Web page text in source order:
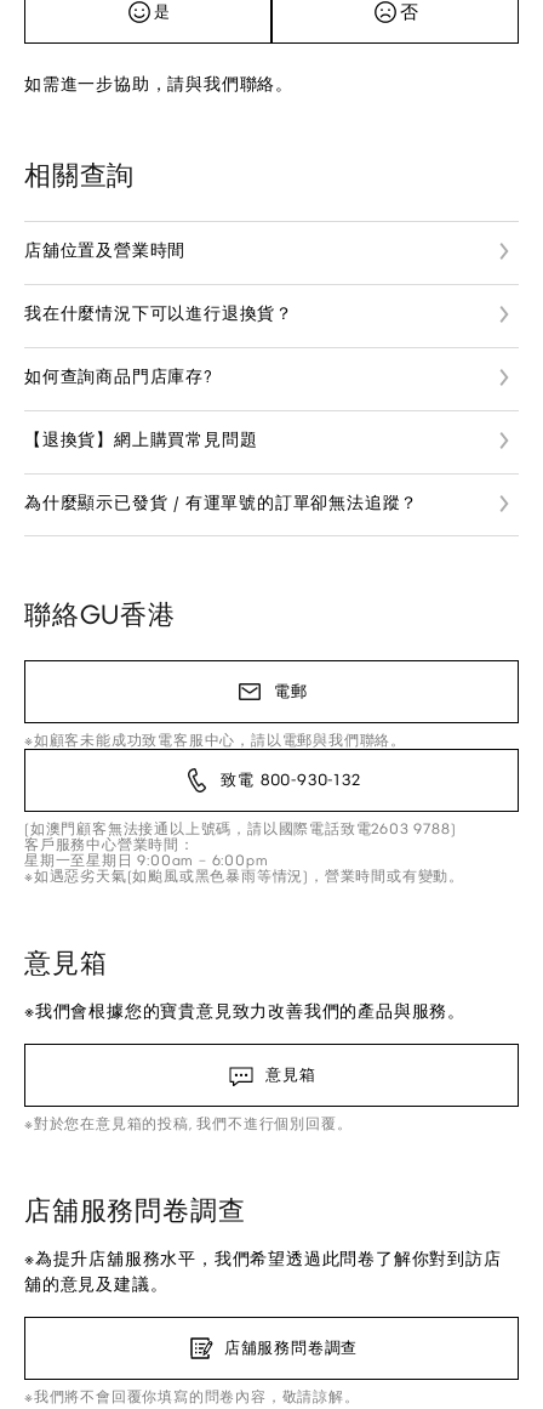
是 否
如需進一步協助，請與我們聯絡。
相關查詢
店舖位置及營業時間
我在什麼情況下可以進行退換貨？
如何查詢商品門店庫存?
【退換貨】網上購買常見問題
為什麼顯示已發貨 / 有運單號的訂單卻無法追蹤？
聯絡GU香港
電郵
※如顧客未能成功致電客服中心，請以電郵與我們聯絡。
致電 800-930-132
(如澳門顧客無法接通以上號碼，請以國際電話致電2603 9788)
客戶服務中心營業時間：
星期一至星期日 9:00am – 6:00pm
※如遇惡劣天氣(如颱風或黑色暴雨等情況)，營業時間或有變動。
意見箱
※我們會根據您的寶貴意見致力改善我們的產品與服務。
意見箱
※對於您在意見箱的投稿, 我們不進行個別回覆。
店舖服務問卷調查
※為提升店舖服務水平，我們希望透過此問卷了解你對到訪店
舖的意見及建議。
店舖服務問卷調查
※我們將不會回覆你填寫的問卷內容，敬請諒解。